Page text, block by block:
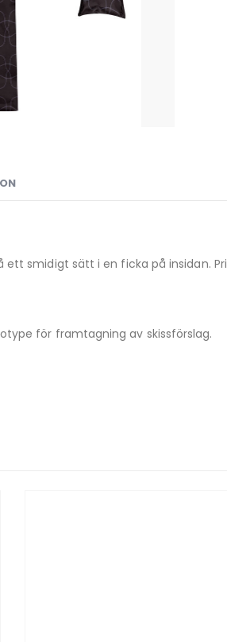
ett smidigt sätt i en ficka på insidan.
för framtagning av skissförslag.